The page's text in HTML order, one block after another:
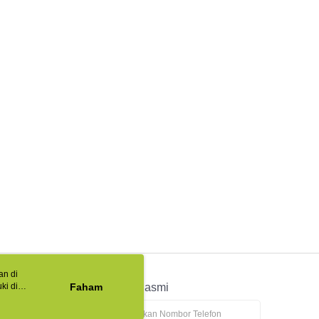
APP Rasmi
di
di
Faham